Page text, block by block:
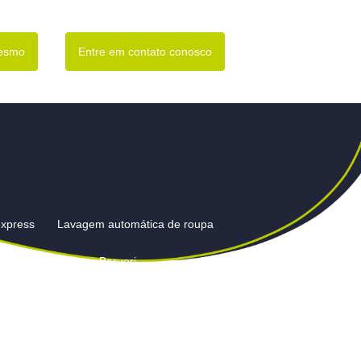
Entre em contato conosco
Lavagem automática de roupa
de cortinas em Barueri